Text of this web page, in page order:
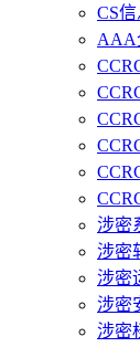
CS
AAA
涉密
涉密
涉密
涉密
涉密